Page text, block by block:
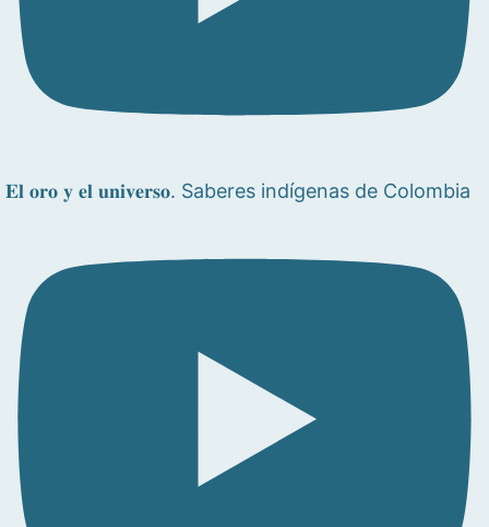
𝐄𝐥 𝐨𝐫𝐨 𝐲 𝐞𝐥 𝐮𝐧𝐢𝐯𝐞𝐫𝐬𝐨. Saberes indígenas de Colombia